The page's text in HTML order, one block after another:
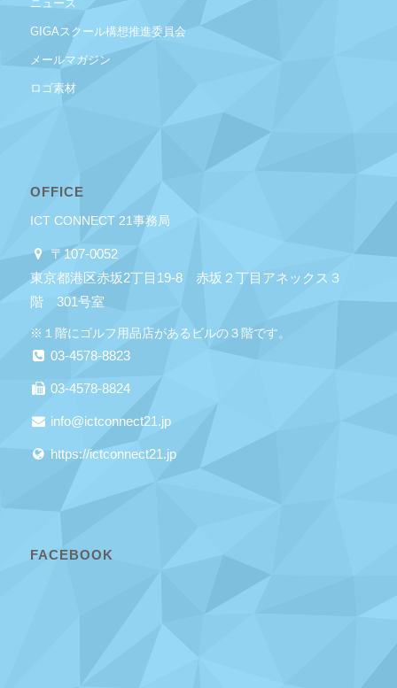
ニュース
GIGAスクール構想推進委員会
メールマガジン
ロゴ素材
OFFICE
ICT CONNECT 21事務局
〒107-0052
東京都港区赤坂2丁目19-8 赤坂２丁目アネックス３
階 301号室
※１階にゴルフ用品店があるビルの３階です。
03-4578-8823
03-4578-8824
info@ictconnect21.jp
https://ictconnect21.jp
FACEBOOK